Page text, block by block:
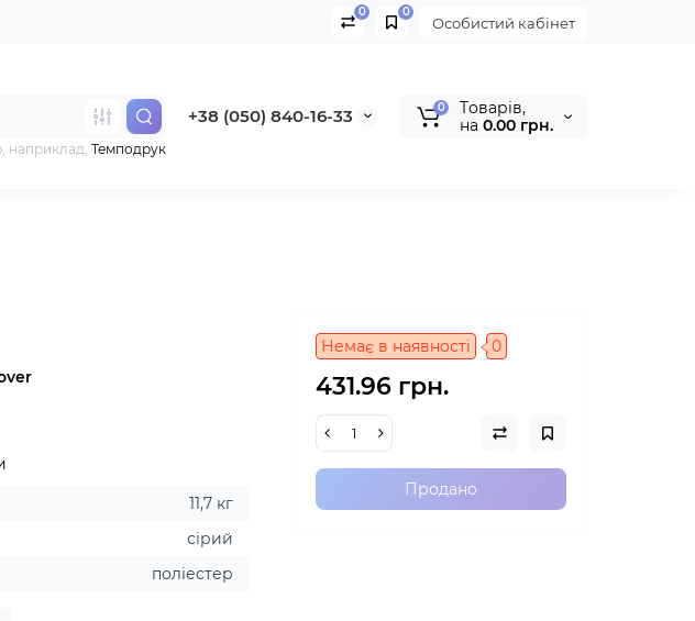
Особистий кабінет
0
0
+38 (050) 840-16-33
наприклад, Темподрук
0
Tоварів,
на 0.00 грн.
11,7 кг
сірий
поліестер
Немає в наявності 0
431.96 грн.
Продано